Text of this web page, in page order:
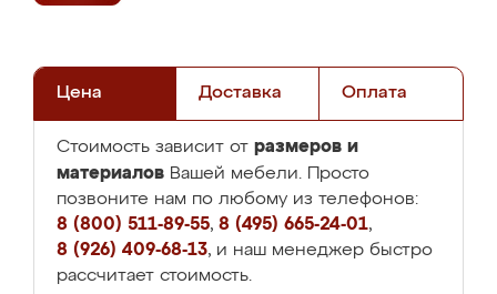
Цена Доставка Оплата
Стоимость зависит от размеров и
материалов Вашей мебели. Просто
позвоните нам по любому из телефонов:
8 (800) 511-89-55, 8 (495) 665-24-01,
8 (926) 409-68-13, и наш менеджер быстро
рассчитает стоимость.